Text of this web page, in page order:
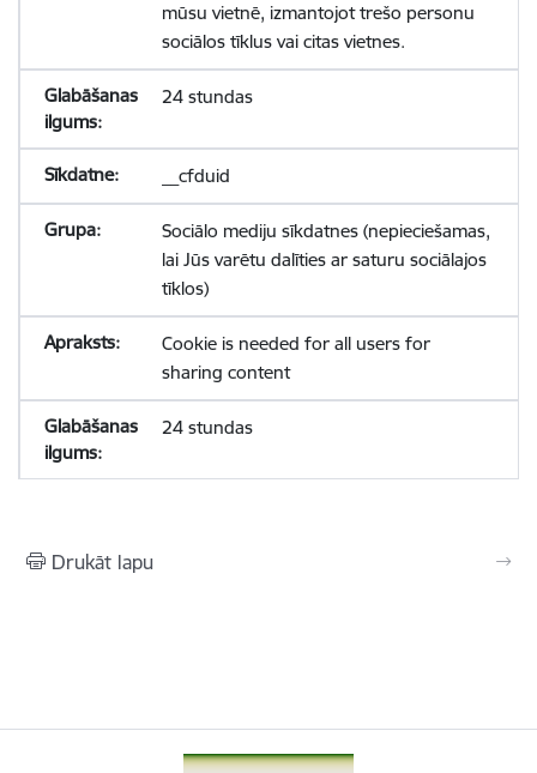
mūsu vietnē, izmantojot trešo personu
sociālos tīklus vai citas vietnes.
24 stundas
__cfduid
Sociālo mediju sīkdatnes (nepieciešamas,
lai Jūs varētu dalīties ar saturu sociālajos
tīklos)
Cookie is needed for all users for
sharing content
24 stundas
Drukāt lapu